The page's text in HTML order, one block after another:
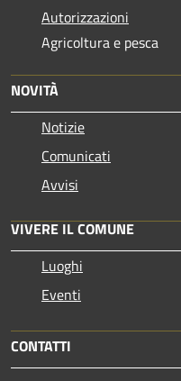
Autorizzazioni
Agricoltura e pesca
NOVITÀ
Notizie
Comunicati
Avvisi
VIVERE IL COMUNE
Luoghi
Eventi
CONTATTI